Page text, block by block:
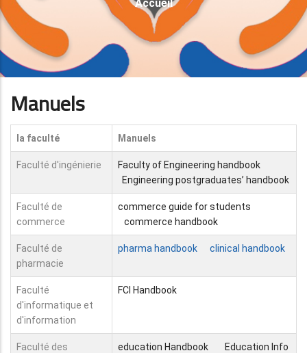
D'Ariane
Accueil
Manuels
la faculté Manuels
Faculté d'ingénierie
Faculty of Engineering handbook
Engineering postgraduates’ handbook
Faculté de
commerce
commerce guide for students
commerce handbook
Faculté de
pharmacie
pharma handbook clinical handbook
Faculté
d'informatique et
d'information
FCI Handbook
Faculté des
education Handbook
Education Info